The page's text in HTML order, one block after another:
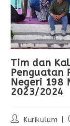
Tim dan
Penguatan
Negeri 198
2023/2024
Kurikulum